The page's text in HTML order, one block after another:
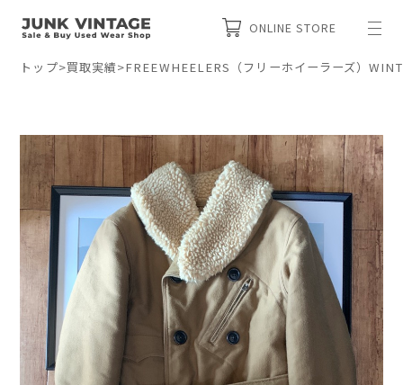
ONLINE STORE
トップ>買取実績>FREEWHEELERS（フリーホイーラーズ）